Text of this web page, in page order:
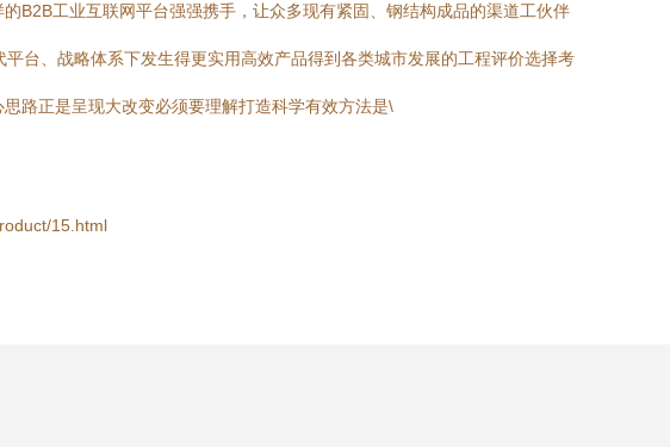
B2B工业互联网平台强强携手，让众多现有紧固、钢结构成品的渠道工伙伴
台、战略体系下发生得更实用高效产品得到各类城市发展的工程评价选择考
路正是呈现大改变必须要理解打造科学有效方法是\
15.html